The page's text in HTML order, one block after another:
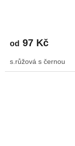
je
z
5
od 97 Kč
s.růžová s černou